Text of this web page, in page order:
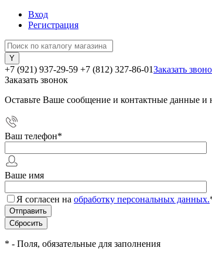
Вход
Регистрация
+7 (921) 937-29-59 +7 (812) 327-86-01Заказать
Заказать звонок
Оставьте Ваше сообщение и контактные данные
Ваш телефон*
Ваше имя
Я согласен на обработку персональных данных.
* - Поля, обязательные для заполнения